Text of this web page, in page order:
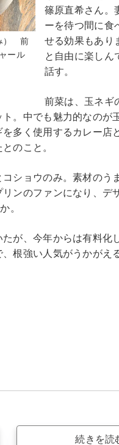
） 前
ール
篠原直希さん。
ーを待つ間に食
せる効果もあり
と自由に楽しん
話す。
前菜は、玉ネギ
。中でも魅力的なのが
多く使用するカレー店
のこと。
ショウのみ。素材のう
ンのファンになり、デ
。
が、今年からは有料化
根強い人気がうかがえ
続きを読